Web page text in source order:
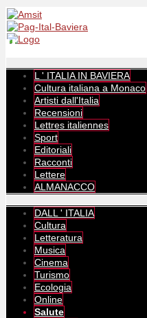
L ' ITALIA IN BAVIERA
Cultura italiana a Monaco
Artisti dall'Italia
Recensioni
Lettres italiennes
Sport
Editoriali
Racconti
Lettere
ALMANACCO
DALL ' ITALIA
Cultura
Letteratura
Musica
Cinema
Turismo
Ecologia
Online
Salute